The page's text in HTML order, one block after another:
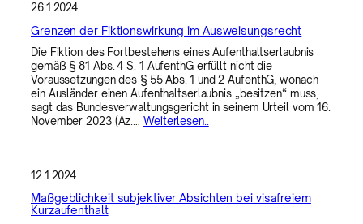
26.1.2024
Grenzen der Fiktionswirkung im Ausweisungsrecht
Die Fiktion des Fortbestehens eines Aufenthaltserlaubnis
gemäß § 81 Abs. 4 S. 1 AufenthG erfüllt nicht die
Voraussetzungen des § 55 Abs. 1 und 2 AufenthG, wonach
ein Ausländer einen Aufenthaltserlaubnis „besitzen“ muss,
sagt das Bundesverwaltungsgericht in seinem Urteil vom 16.
November 2023 (Az.…Weiterlesen..
12.1.2024
Maßgeblichkeit subjektiver Absichten bei visafreiem
Kurzaufenthalt